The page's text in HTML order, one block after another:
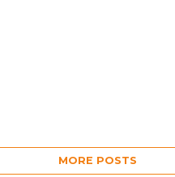
MORE POSTS